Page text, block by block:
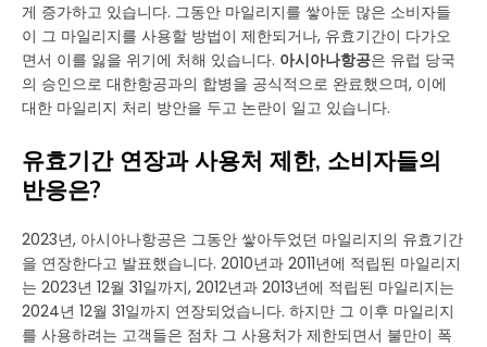
게 증가하고 있습니다. 그동안 마일리지를 쌓아둔 많은 소비자들
이 그 마일리지를 사용할 방법이 제한되거나, 유효기간이 다가오
면서 이를 잃을 위기에 처해 있습니다. 아시아나항공은 유럽 당국
의 승인으로 대한항공과의 합병을 공식적으로 완료했으며, 이에
대한 마일리지 처리 방안을 두고 논란이 일고 있습니다.
유효기간 연장과 사용처 제한, 소비자들의
반응은?
2023년, 아시아나항공은 그동안 쌓아두었던 마일리지의 유효기간
을 연장한다고 발표했습니다. 2010년과 2011년에 적립된 마일리지
는 2023년 12월 31일까지, 2012년과 2013년에 적립된 마일리지는
2024년 12월 31일까지 연장되었습니다. 하지만 그 이후 마일리지
를 사용하려는 고객들은 점차 그 사용처가 제한되면서 불만이 폭